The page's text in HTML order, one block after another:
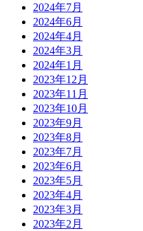
2024年7月
2024年6月
2024年4月
2024年3月
2024年1月
2023年12月
2023年11月
2023年10月
2023年9月
2023年8月
2023年7月
2023年6月
2023年5月
2023年4月
2023年3月
2023年2月